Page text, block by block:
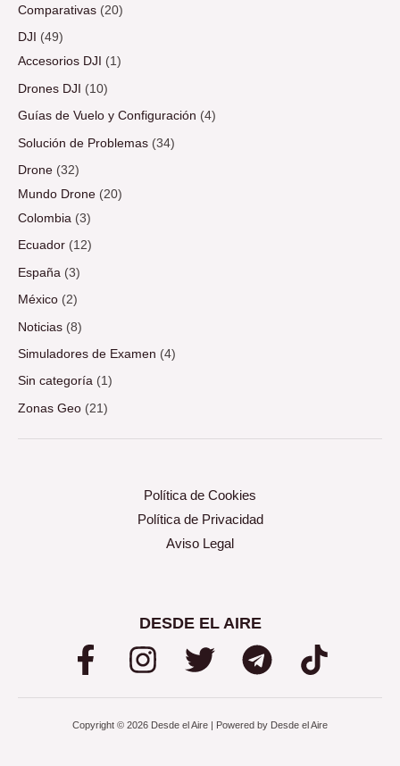
Comparativas (20)
DJI
(49)
Accesorios DJI
(1)
Drones DJI (10)
Guías de Vuelo y Configuración (4)
Solución de Problemas (34)
Drone (32)
Mundo Drone (20)
Colombia (3)
Ecuador (12)
España (3)
México (2)
Noticias (8)
Simuladores de Examen (4)
Sin categoría (1)
Zonas Geo (21)
Política de Cookies
Política de Privacidad
Aviso Legal
DESDE EL AIRE
Copyright © 2026 Desde el Aire | Powered by Desde el Aire